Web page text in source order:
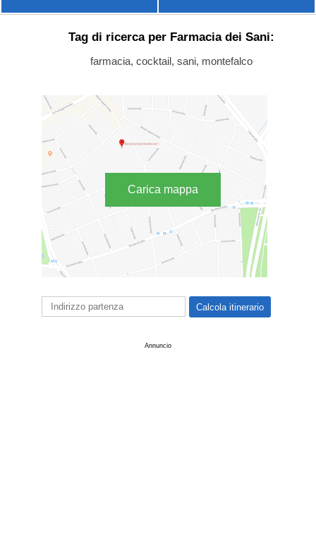
Tag di ricerca per Farmacia dei Sani:
farmacia, cocktail, sani, montefalco
Carica mappa
Annuncio